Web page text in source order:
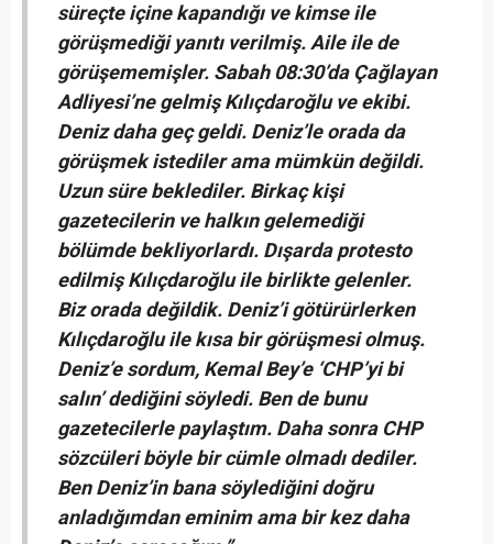
süreçte içine kapandığı ve kimse ile
görüşmediği yanıtı verilmiş. Aile ile de
görüşememişler. Sabah 08:30’da Çağlayan
Adliyesi’ne gelmiş Kılıçdaroğlu ve ekibi.
Deniz daha geç geldi. Deniz’le orada da
görüşmek istediler ama mümkün değildi.
Uzun süre beklediler. Birkaç kişi
gazetecilerin ve halkın gelemediği
bölümde bekliyorlardı. Dışarda protesto
edilmiş Kılıçdaroğlu ile birlikte gelenler.
Biz orada değildik. Deniz’i götürürlerken
Kılıçdaroğlu ile kısa bir görüşmesi olmuş.
Deniz’e sordum, Kemal Bey’e ‘CHP’yi bi
salın’ dediğini söyledi. Ben de bunu
gazetecilerle paylaştım. Daha sonra CHP
sözcüleri böyle bir cümle olmadı dediler.
Ben Deniz’in bana söylediğini doğru
anladığımdan eminim ama bir kez daha